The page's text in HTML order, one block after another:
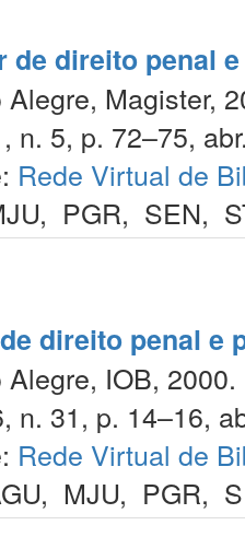
de direito penal
Magister,
n. 5, p. 72–75,
Rede Virtual de
, PGR, SEN,
direito penal e
IOB, 2000.
n. 31, p. 14–16,
Rede Virtual de
, MJU, PGR,